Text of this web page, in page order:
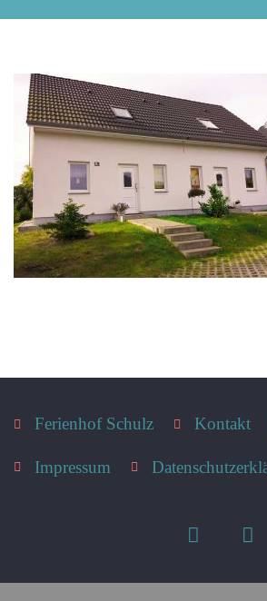
Ferienhof Schulz Kontakt
Impressum